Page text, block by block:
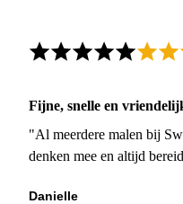
Fijne, snelle en
"Al meerdere malen bij
denken mee en altijd
Danielle